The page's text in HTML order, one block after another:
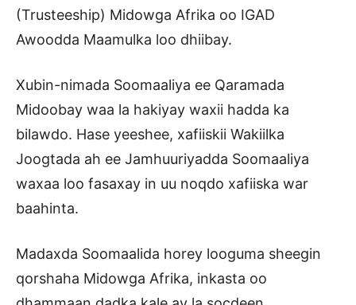
(Trusteeship) Midowga Afrika oo IGAD
Awoodda Maamulka loo dhiibay.
Xubin-nimada Soomaaliya ee Qaramada
Midoobay waa la hakiyay waxii hadda ka
bilawdo. Hase yeeshee, xafiiskii Wakiilka
Joogtada ah ee Jamhuuriyadda Soomaaliya
waxaa loo fasaxay in uu noqdo xafiiska war
baahinta.
Madaxda Soomaalida horey looguma sheegin
qorshaha Midowga Afrika, inkasta oo